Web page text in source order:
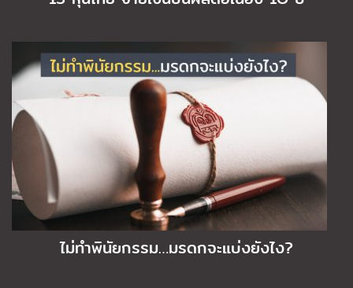
ไม่ทำพินัยกรรม…มรดกจะแบ่งยังไง?